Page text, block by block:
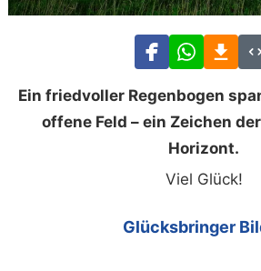
Ein friedvoller Regenbogen
offene Feld – ein Zeichen
Horizont.
Viel Glück!
Glücksbringer